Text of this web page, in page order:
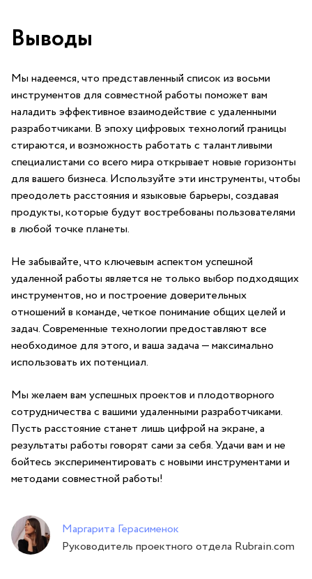
Выводы
Мы​ надеемся, что представленный список из восьми
инструментов для совместной работы поможет вам
наладить эффективное взаимодействие с удаленными
‍разработчиками. В эпоху цифровых технологий границы
стираются, и возможность работать с талантливыми
специалистами со всего мира открывает новые горизонты
для вашего ‍бизнеса. Используйте эти ⁢инструменты, чтобы
преодолеть расстояния и языковые барьеры, создавая
продукты, которые будут востребованы пользователями
‍в любой точке планеты.
Не забывайте, что ключевым аспектом успешной
удаленной работы⁢ является не только выбор подходящих
инструментов, но и построение доверительных
отношений в команде, четкое понимание общих целей и
задач. Современные технологии предоставляют все
необходимое для этого, и ваша задача — максимально​
использовать их потенциал.
Мы ⁢желаем вам успешных проектов и ⁤плодотворного
сотрудничества с вашими удаленными разработчиками.
Пусть ⁤расстояние станет лишь цифрой на экране, а
результаты работы говорят сами за себя. Удачи вам и не
бойтесь экспериментировать ‍с новыми инструментами и
методами совместной работы!
Маргарита Герасименок
Руководитель проектного отдела Rubrain.com